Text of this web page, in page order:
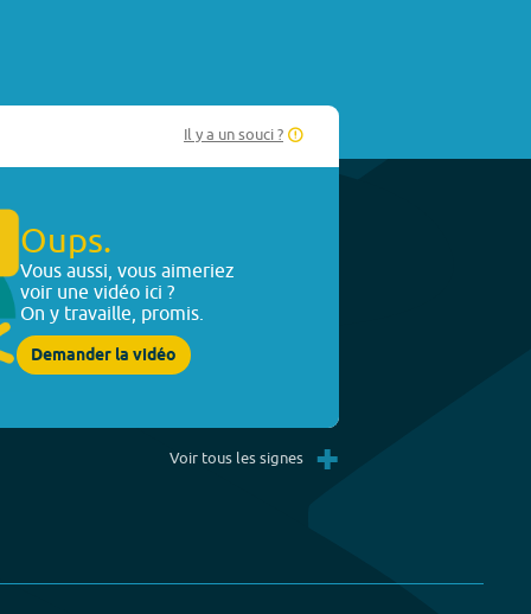
Il y a un souci ?
Oups.
Vous aussi, vous aimeriez
voir une vidéo ici ?
On y travaille, promis.
Demander la vidéo
Voir tous les signes +